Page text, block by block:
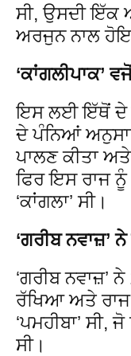
ਸੀ, ਉਸਦੀ ਇੱਕ
ਅਰਜੁਨ ਨਾਲ
‘ਕਾਂਗਲੀਪਾਕ’
ਇਸ ਲਈ ਇੱਥੋਂ ਦੇ
ਦੇ ਪੰਨਿਆਂ
ਪਾਲਣ ਕੀਤਾ
ਫਿਰ ਇਸ ਰਾਜ ਨੂੰ
‘ਕਾਂਗਲਾ’ ਸੀ।
‘ਗਰੀਬ ਨਵਾਜ਼’
‘ਗਰੀਬ ਨਵਾਜ਼’
ਰੱਖਿਆ ਅਤੇ ਰਾਜ
‘ਪਮਹੀਬਾ’ ਸੀ,
ਸੀ।